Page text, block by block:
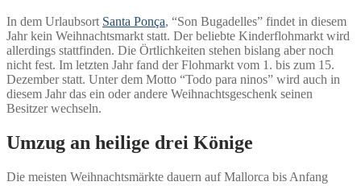
In dem Urlaubsort Santa Ponça, “Son Bugadelles” findet in diesem
Jahr kein Weihnachtsmarkt statt. Der beliebte Kinderflohmarkt wird
allerdings stattfinden. Die Örtlichkeiten stehen bislang aber noch
nicht fest. Im letzten Jahr fand der Flohmarkt vom 1. bis zum 15.
Dezember statt. Unter dem Motto “Todo para ninos” wird auch in
diesem Jahr das ein oder andere Weihnachtsgeschenk seinen
Besitzer wechseln.
Umzug an heilige drei Könige
Die meisten Weihnachtsmärkte dauern auf Mallorca bis Anfang